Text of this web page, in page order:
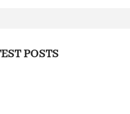
POSTS